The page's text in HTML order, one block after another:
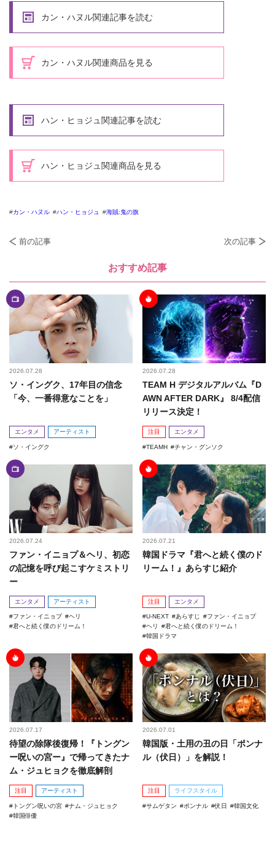
カン・ハヌル関連記事を読む
カン・ハヌル関連商品を見る
ハン・ヒョジュ関連記事を読む
ハン・ヒョジュ関連商品を見る
カン・ハヌル ハン・ヒョジュ 海賊:鬼の旗
前の記事 次の記事
おすすめ記事
2026.07.28
ソ・イングク、17年目の信念
「今、一番得意なことを」
エンタメ アーティスト
ソ・イングク
2026.07.28
TEAM H デジタルアルバム『D
AWN AFTER DARK』 8/4配信
リリース決定！
注目 エンタメ
TEAMH チャン・グンソク
2026.07.24
ファン・イニョプ＆ヘリ、初恋
の記憶を呼び起こすケミストリ
ー
エンタメ アーティスト
ファン・イニョプ
ヘリ
君へと続く僕のドリーム！
2026.07.21
韓国ドラマ『君へと続く僕のド
リーム！』あらすじ紹介
注目 エンタメ
U-NEXT あらすじ
ファン・イニョプ
ヘリ
君へと続く僕のドリーム！
韓国ドラマ
2026.07.17
待望の除隊後復帰！『トングン
ー呪いの宮ー』で帰ってきたナ
ム・ジュヒョクを徹底解剖
注目 アーティスト
トングン呪いの宮
ナム・ジュヒョク
韓国俳優
2026.07.01
韓国版・土用の丑の日「ポンナ
ル（伏日）」を解説！
注目 ライフスタイル
サムゲタン ポンナル 伏日 韓国文化